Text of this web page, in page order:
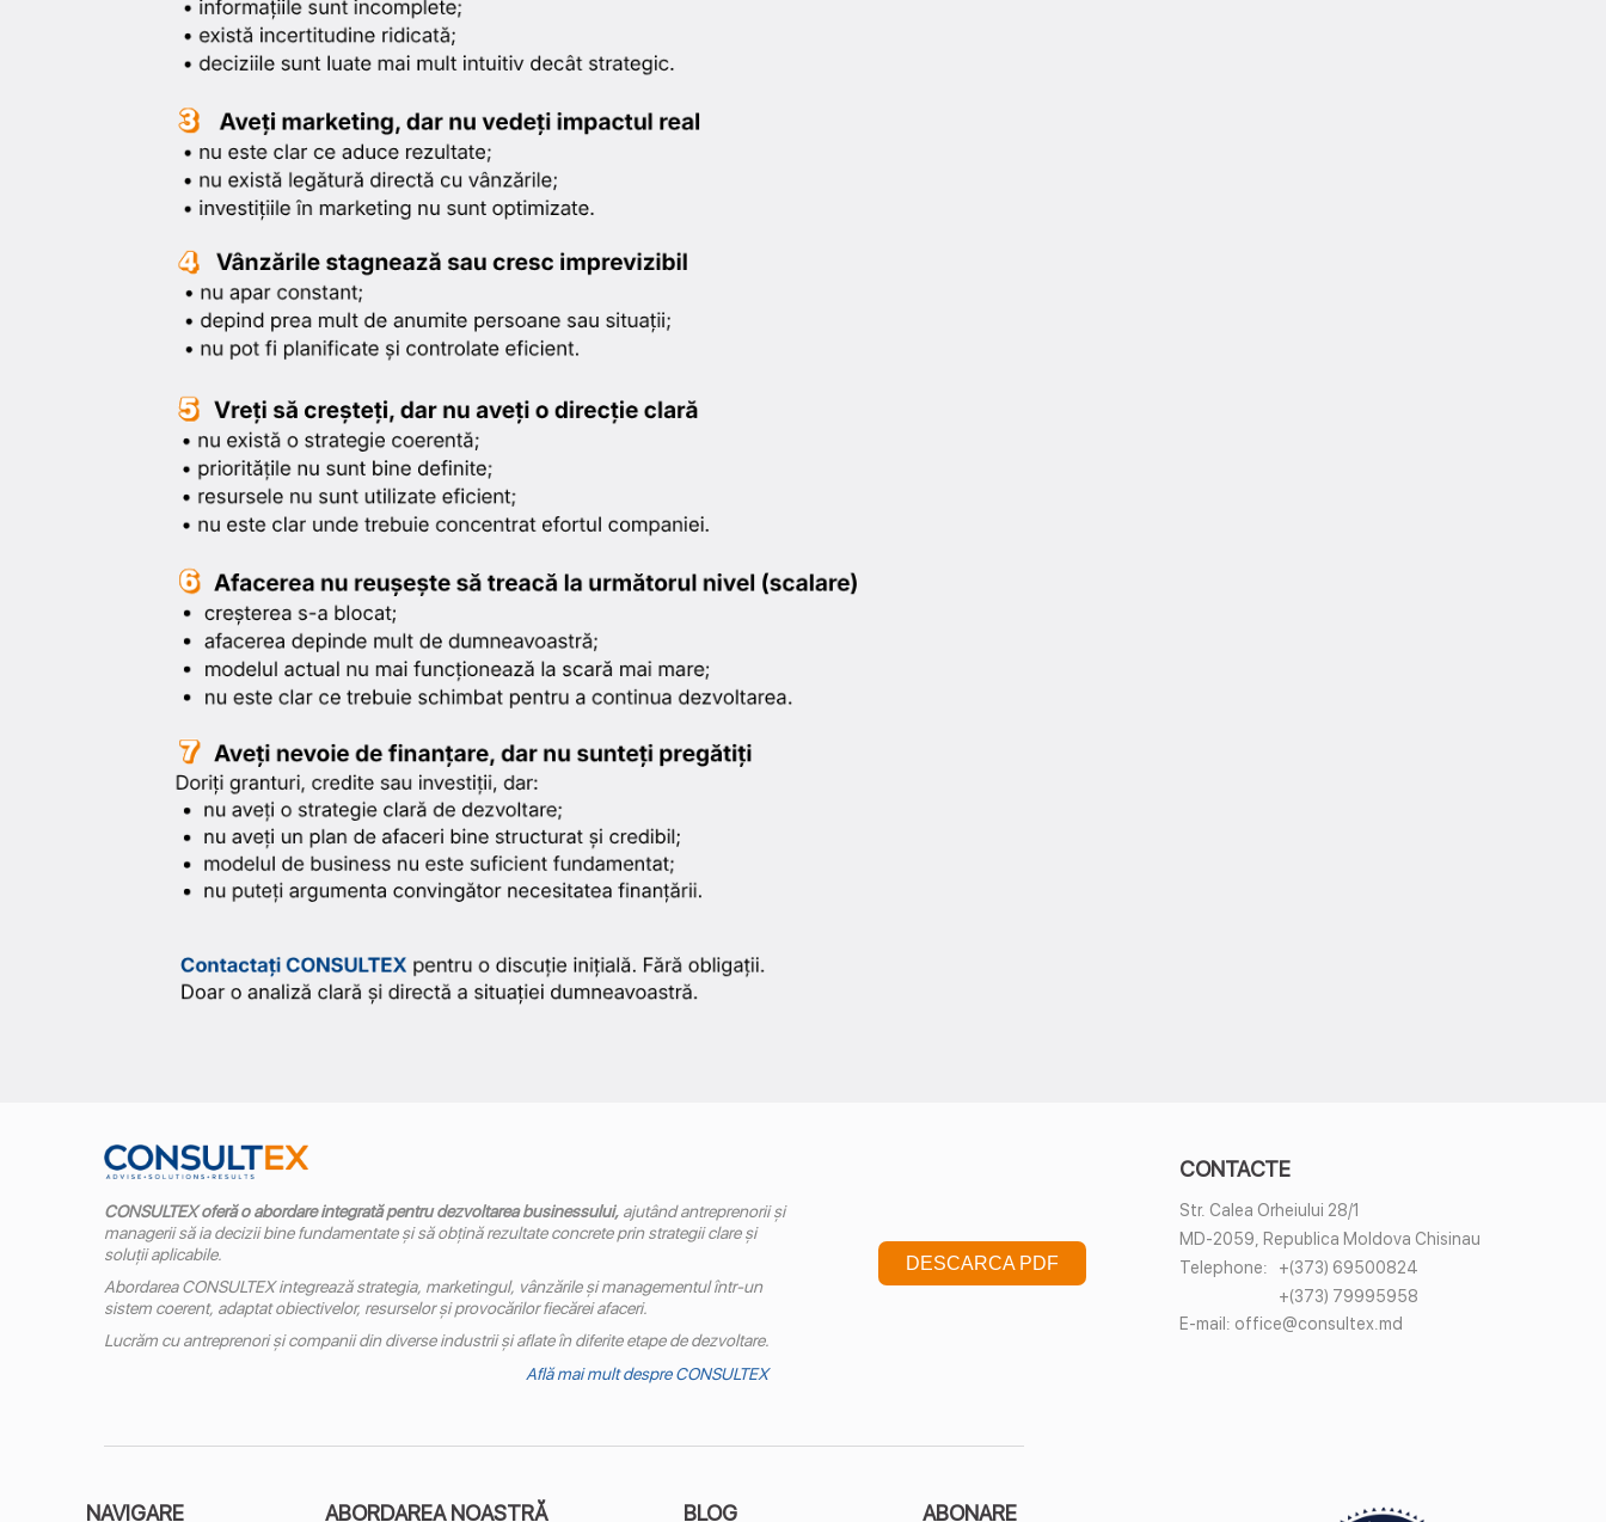
CONSULTEX oferă o abordare integrată pentru dezvoltarea businessului, ajutând antreprenorii și
managerii să ia decizii bine fundamentate și să obțină rezultate concrete prin strategii clare și
soluții aplicabile.
Abordarea CONSULTEX integrează strategia, marketingul, vânzările și managementul într-un
sistem coerent, adaptat obiectivelor, resurselor și provocărilor fiecărei afaceri.
Lucrăm cu antreprenori și companii din diverse industrii și aflate în diferite etape de dezvoltare.
Află mai mult despre CONSULTEX
DESCARCA PDF
CONTACTE
Str. Calea Orheiului 28/1
MD-2059, Republica Moldova Chisinau
Telephone:
+(373) 69500824
+(373) 79995958
E-mail: office@consultex.md
NAVIGARE ABORDAREA NOASTRĂ BLOG ABONARE